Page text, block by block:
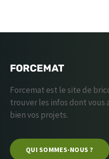
FORCEMAT
Forcemat est le site de
trouver les infos dont vous
bien vos projets.
QUI SOMMES-NOUS ?